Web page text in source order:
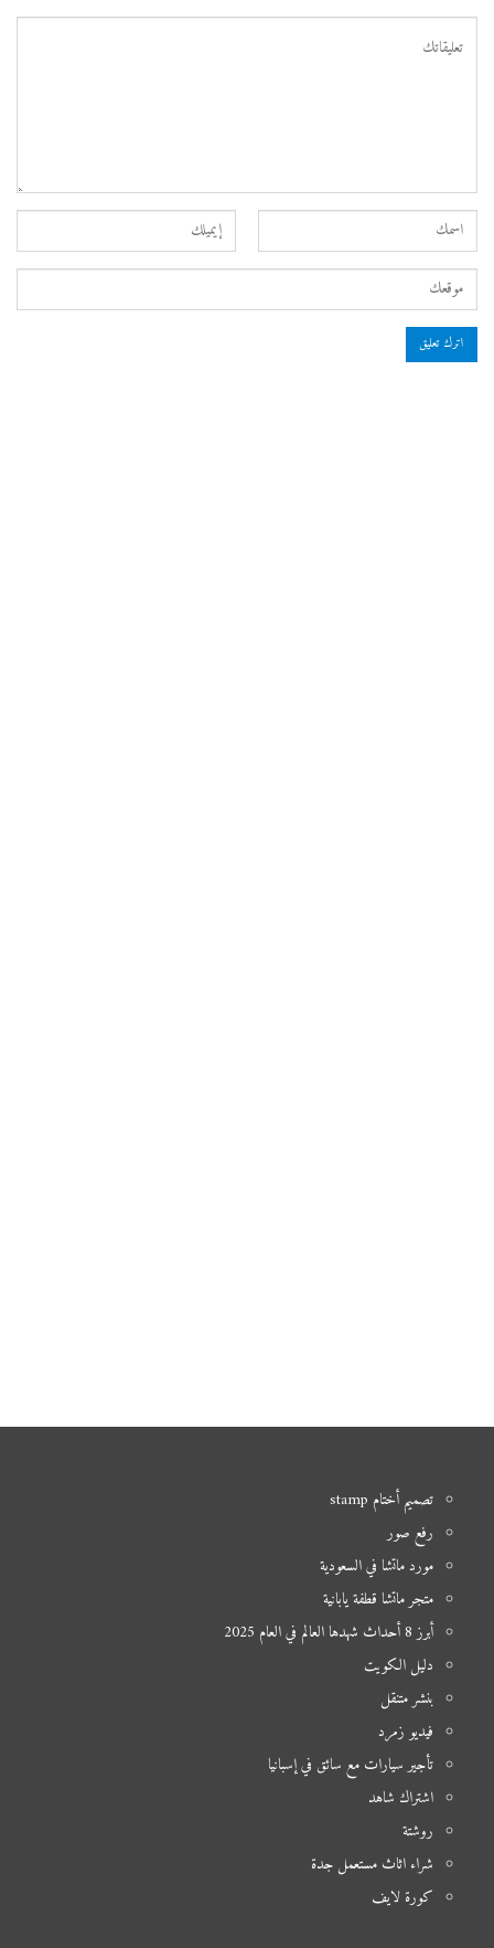
تصميم أختام stamp
رفع صور
مورد ماتشا في السعودية
متجر ماتشا قطفة يابانية
أبرز 8 أحداث شهدها العالم في العام 2025
دليل الكويت
بنشر متنقل
فيديو زمرد
تأجير سيارات مع سائق في إسبانيا
اشتراك شاهد
روشتة
شراء اثاث مستعمل جدة
كورة لايف